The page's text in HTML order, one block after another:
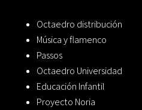
Octaedro distribución
Música y flamenco
Passos
Octaedro Universidad
Educación Infantil
Proyecto Noria